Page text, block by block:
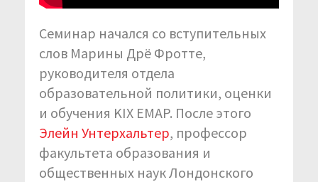
Семинар начался со вступительных
слов Марины Дрё Фротте,
руководителя отдела
образовательной политики, оценки
и обучения KIX EMAP. После этого
Элейн Унтерхальтер, профессор
факультета образования и
общественных наук Лондонского